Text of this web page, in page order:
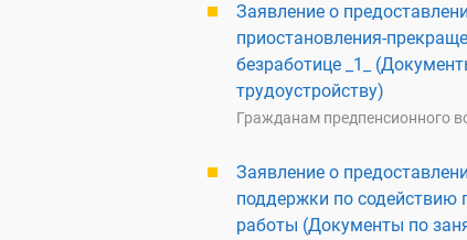
Заявление о
приостановления-
безработице _1_
трудоустройству)
Гражданам предпенсионного
Заявление о
поддержки по содействию
работы (Документы по